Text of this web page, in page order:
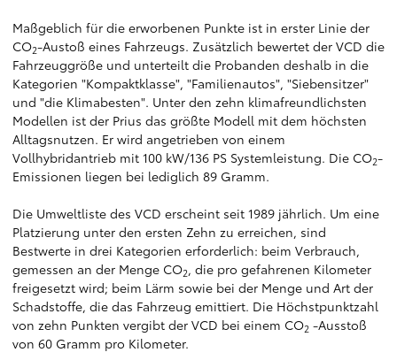
Maßgeblich für die erworbenen Punkte ist in erster Linie der
CO2-Austoß eines Fahrzeugs. Zusätzlich bewertet der VCD die
Fahrzeuggröße und unterteilt die Probanden deshalb in die
Kategorien "Kompaktklasse", "Familienautos", "Siebensitzer"
und "die Klimabesten". Unter den zehn klimafreundlichsten
Modellen ist der Prius das größte Modell mit dem höchsten
Alltagsnutzen. Er wird angetrieben von einem
Vollhybridantrieb mit 100 kW/136 PS Systemleistung. Die CO2-
Emissionen liegen bei lediglich 89 Gramm.
Die Umweltliste des VCD erscheint seit 1989 jährlich. Um eine
Platzierung unter den ersten Zehn zu erreichen, sind
Bestwerte in drei Kategorien erforderlich: beim Verbrauch,
gemessen an der Menge CO2, die pro gefahrenen Kilometer
freigesetzt wird; beim Lärm sowie bei der Menge und Art der
Schadstoffe, die das Fahrzeug emittiert. Die Höchstpunktzahl
von zehn Punkten vergibt der VCD bei einem CO2 -Ausstoß
von 60 Gramm pro Kilometer.